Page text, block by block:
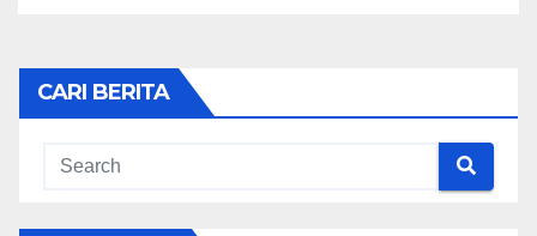
CARI BERITA